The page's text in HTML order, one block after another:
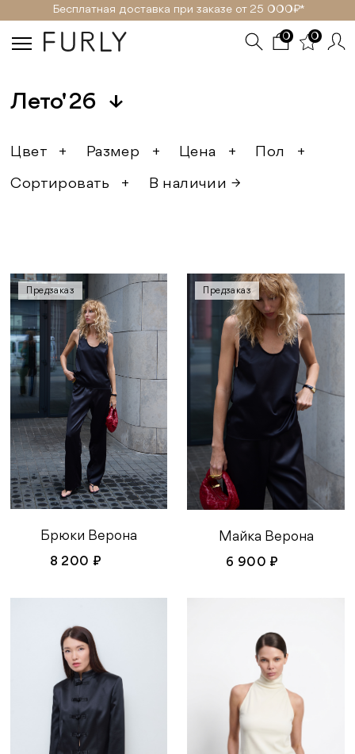
Бесплатная доставка при заказе от 25 000₽ *
0 0
Лето' 26 ↓
Цвет + Размер + Цена + Пол
+
Сортировать
+ В наличии →
Предзаказ
Брюки Верона
8 200 ₽
Предзаказ
Майка Верона
6 900 ₽